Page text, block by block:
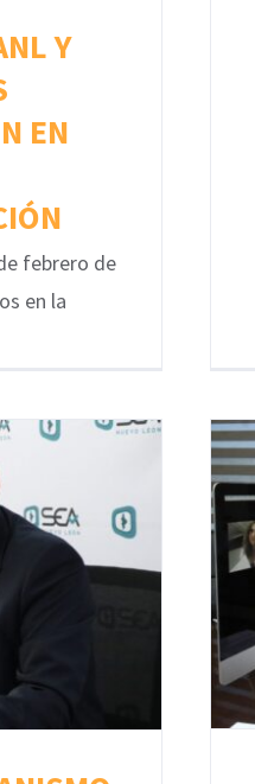
Y
EN
febrero de
en la